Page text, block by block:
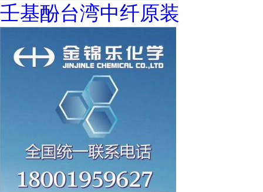
壬基酚台湾中纤原装